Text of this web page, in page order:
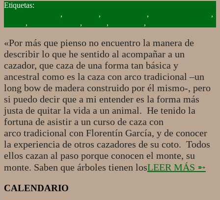
2017-
, , ,
,
, , , ,
«Por más que pienso no encuentro la manera de
describir lo que he sentido al acompañar a un
cazador, que caza de una forma tan básica y
ancestral como es la caza con arco tradicional –un
long bow de madera construido por él mismo-, pero
si puedo decir que a mi entender es la forma más
justa de quitar la vida a un animal. He tenido la
fortuna de asistir a un curso de caza con
arco tradicional con Florentín García, y de conocer
la experiencia de otros cazadores de su coto. Todos
ellos cazan al paso porque conocen el monte, su
monte. Saben que árboles tienen losLEER MÁS ➵
CALENDARIO